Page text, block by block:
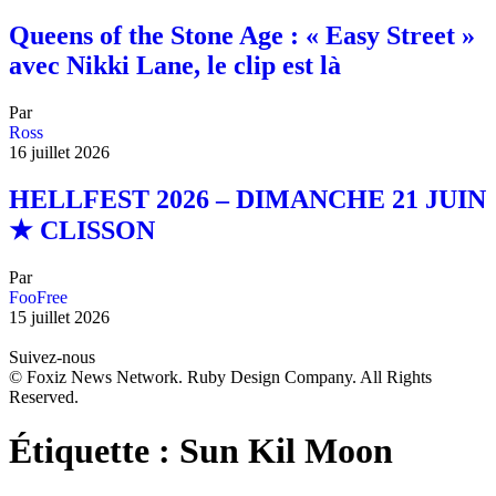
Queens of the Stone Age : « Easy Street »
avec Nikki Lane, le clip est là
Par
Ross
16 juillet 2026
HELLFEST 2026 – DIMANCHE 21 JUIN
★ CLISSON
Par
FooFree
15 juillet 2026
Suivez-nous
© Foxiz News Network. Ruby Design Company. All Rights
Reserved.
Étiquette : Sun Kil Moon